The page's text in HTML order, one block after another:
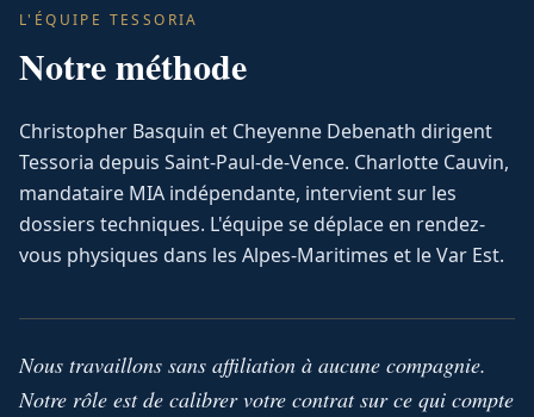
L'ÉQUIPE TESSORIA
Notre méthode
Christopher Basquin et Cheyenne Debenath dirigent
Tessoria depuis Saint-Paul-de-Vence. Charlotte Cauvin,
mandataire MIA indépendante, intervient sur les
dossiers techniques. L'équipe se déplace en rendez-
vous physiques dans les Alpes-Maritimes et le Var Est.
Nous travaillons sans affiliation à aucune compagnie.
Notre rôle est de calibrer votre contrat sur ce qui compte